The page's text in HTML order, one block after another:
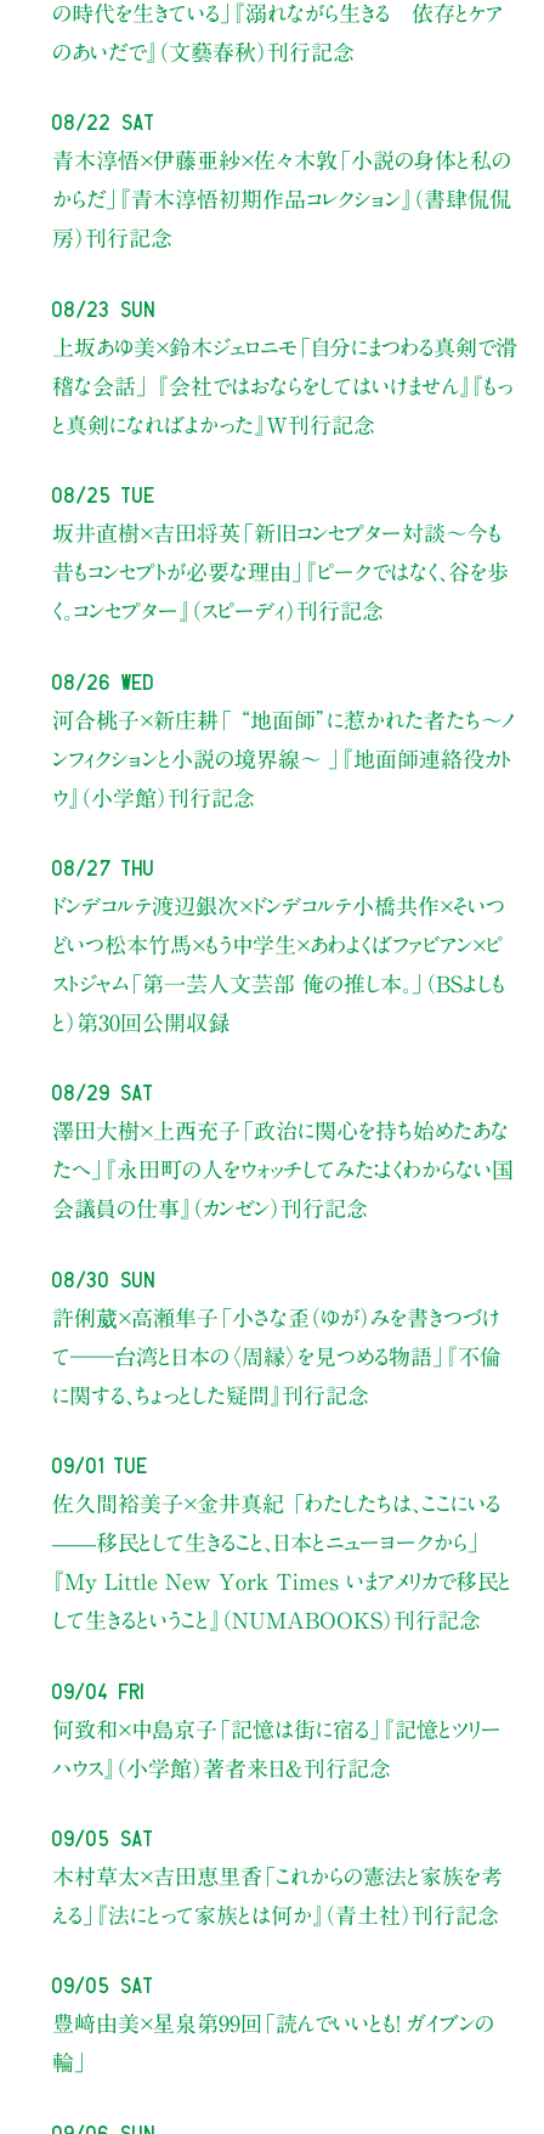
の時代を生きている」
『溺れながら生きる 依存とケア
のあいだで』（文藝春秋）刊行記念
08/22 Sat
青木淳悟×伊藤亜紗×佐々木敦 「小説の身体と私の
からだ」
『青木淳悟初期作品コレクション』（書肆侃侃
房）刊行記念
08/23 Sun
上坂あゆ美×鈴木ジェロニモ 「自分にまつわる真剣で滑
稽な会話」
『会社ではおならをしてはいけません』『もっ
と真剣になればよかった』W刊行記念
08/25 Tue
坂井直樹×吉田将英「新旧コンセプター対談～今も
昔もコンセプトが必要な理由」
『ピークではなく、谷を歩
く。コンセプター』（スピーディ）刊行記念
08/26 Wed
河合桃子×新庄耕「 “地面師”に惹かれた者たち〜ノ
ンフィクションと小説の境界線〜 」
『地面師連絡役カト
ウ』（小学館）刊行記念
08/27 Thu
ドンデコルテ渡辺銀次×ドンデコルテ小橋共作×そいつ
どいつ松本竹馬×もう中学生×あわよくばファビアン×ピ
ストジャム「第一芸人文芸部 俺の推し本。」（BSよしも
と） 第30回公開収録
08/29 Sat
澤田大樹×上西充子 「政治に関心を持ち始めたあな
たへ」
『永田町の人をウォッチしてみた：よくわからない国
会議員の仕事』（カンゼン）刊行記念
08/30 Sun
許俐葳×高瀬隼子 「小さな歪（ゆが）みを書きつづけ
て――台湾と日本の〈周縁〉を見つめる物語」
『不倫
に関する、ちょっとした疑問』刊行記念
09/01 Tue
佐久間裕美子×金井真紀 「わたしたちは、ここにいる
——移民として生きること、日本とニューヨークから」
『My Little New York Times いまアメリカで移民と
して生きるということ』（NUMABOOKS）刊行記念
09/04 Fri
何致和×中島京子 「記憶は街に宿る」
『記憶とツリー
ハウス』（小学館）著者来日＆刊行記念
09/05 Sat
木村草太×吉田恵里香 「これからの憲法と家族を考
える」
『法にとって家族とは何か』（青土社）刊行記念
09/05 Sat
豊﨑由美×星泉 第99回「読んでいいとも！ ガイブンの
輪」